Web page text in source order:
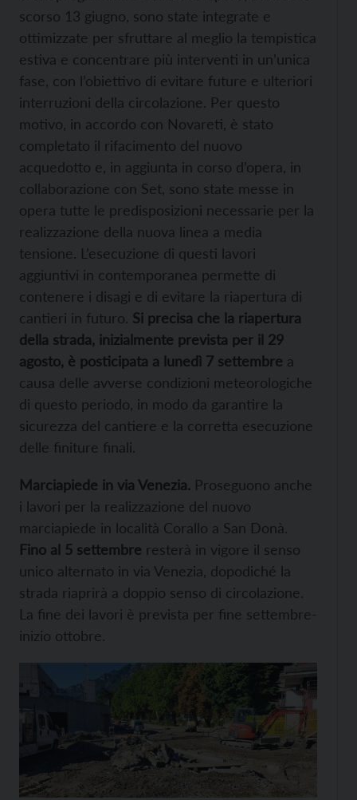
scorso 13 giugno, sono state integrate e
ottimizzate per sfruttare al meglio la tempistica
estiva e concentrare più interventi in un’unica
fase, con l’obiettivo di evitare future e ulteriori
interruzioni della circolazione. Per questo
motivo, in accordo con Novareti, è stato
completato il rifacimento del nuovo
acquedotto e, in aggiunta in corso d’opera, in
collaborazione con Set, sono state messe in
opera tutte le predisposizioni necessarie per la
realizzazione della nuova linea a media
tensione. L’esecuzione di questi lavori
aggiuntivi in contemporanea permette di
contenere i disagi e di evitare la riapertura di
cantieri in futuro. Si precisa che la riapertura
della strada, inizialmente prevista per il 29
agosto, è posticipata a lunedì 7 settembre a
causa delle avverse condizioni meteorologiche
di questo periodo, in modo da garantire la
sicurezza del cantiere e la corretta esecuzione
delle finiture finali.
Marciapiede in via Venezia. Proseguono anche
i lavori per la realizzazione del nuovo
marciapiede in località Corallo a San Donà.
Fino al 5 settembre resterà in vigore il senso
unico alternato in via Venezia, dopodiché la
strada riaprirà a doppio senso di circolazione.
La fine dei lavori è prevista per fine settembre-
inizio ottobre.